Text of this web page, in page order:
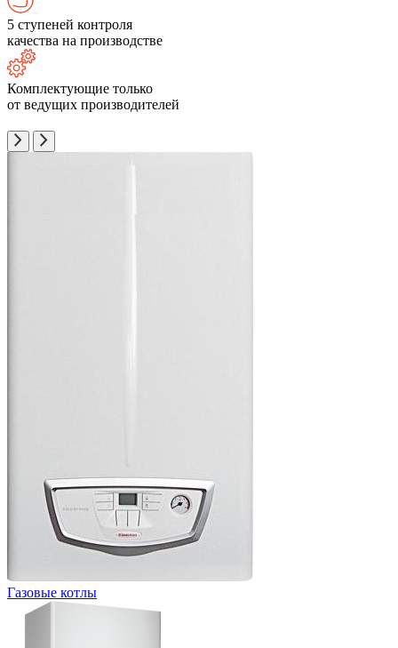
5 ступеней контроля
качества на производстве
Комплектующие только
от ведущих производителей
Газовые котлы